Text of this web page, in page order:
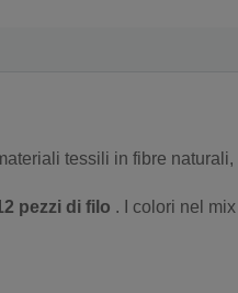
tessili in fibre naturali,
pezzi di filo . I colori nel mix